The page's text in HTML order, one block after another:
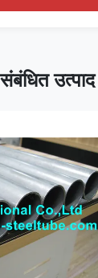
संबंधित उत्पाद